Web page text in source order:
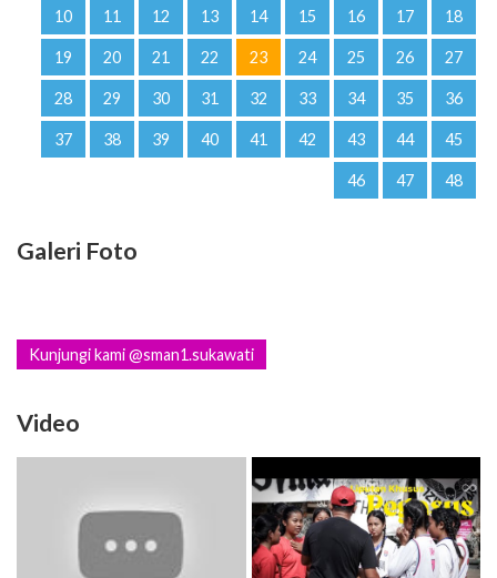
10 11 12 13 14 15 16 17 18
19 20 21 22 23 24 25 26 27
28 29 30 31 32 33 34 35 36
37 38 39 40 41 42 43 44 45
46 47 48
Galeri Foto
Kunjungi kami @sman1.sukawati
Video